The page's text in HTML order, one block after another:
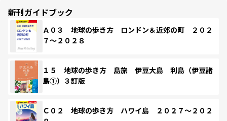
新刊ガイドブック
Ａ０３ 地球の歩き方 ロンドン＆近郊の町 ２０２
７～２０２８
１５ 地球の歩き方 島旅 伊豆大島 利島（伊豆諸
島①）３訂版
Ｃ０２ 地球の歩き方 ハワイ島 ２０２７～２０２